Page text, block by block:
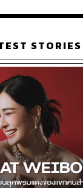
Malaysia
นราธิวา
หะมัดนอร์ มะทา
STORIES